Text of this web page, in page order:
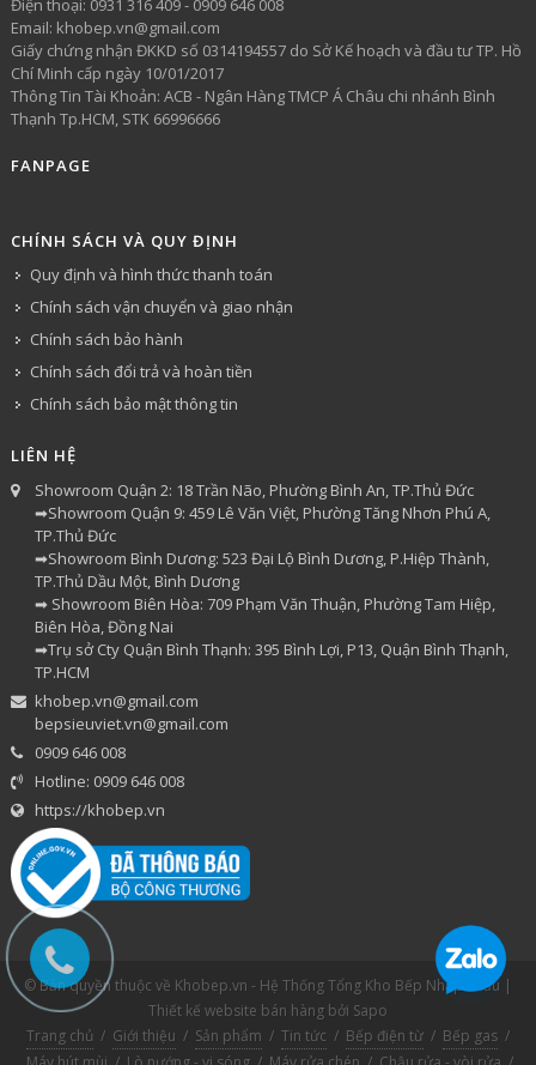
​Điện thoại: 0931 316 409 - 0909 646 008
Email: khobep.vn@gmail.com
Giấy chứng nhận ĐKKD số 0314194557 do Sở Kế hoạch và đầu tư TP. Hồ
Chí Minh cấp ngày 10/01/2017
Thông Tin Tài Khoản: ACB - Ngân Hàng TMCP Á Châu chi nhánh Bình
Thạnh Tp.HCM, STK 66996666
FANPAGE
CHÍNH SÁCH VÀ QUY ĐỊNH
Quy định và hình thức thanh toán
Chính sách vận chuyển và giao nhận
Chính sách bảo hành
Chính sách đổi trả và hoàn tiền
Chính sách bảo mật thông tin
LIÊN HỆ
Showroom Quận 2: 18 Trần Não, Phường Bình An, TP.Thủ Đức
➡Showroom Quận 9: 459 Lê Văn Việt, Phường Tăng Nhơn Phú A,
TP.Thủ Đức
➡Showroom Bình Dương: 523 Đại Lộ Bình Dương, P.Hiệp Thành,
TP.Thủ Dầu Một, Bình Dương
➡ Showroom Biên Hòa: 709 Phạm Văn Thuận, Phường Tam Hiệp,
Biên Hòa, Đồng Nai
➡Trụ sở Cty Quận Bình Thạnh: 395 Bình Lợi, P13, Quận Bình Thạnh,
TP.HCM
khobep.vn@gmail.com
bepsieuviet.vn@gmail.com
0909 646 008
Hotline: 0909 646 008
https://khobep.vn
© Bản quyền thuộc về Khobep.vn - Hệ Thống Tổng Kho Bếp Nhập Khẩu |
Thiết kế website bán hàng bởi Sapo
Trang chủ / Giới thiệu / Sản phẩm / Tin tức / Bếp điện từ / Bếp gas /